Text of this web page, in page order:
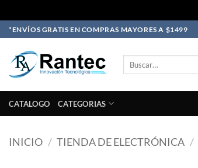
Skip
to
content
*ENVÍOS GRATIS EN COMPRAS MAYORES A $1499
CATALOGO CATEGORIAS
INICIO / TIENDA DE ELECTRÓNICA /